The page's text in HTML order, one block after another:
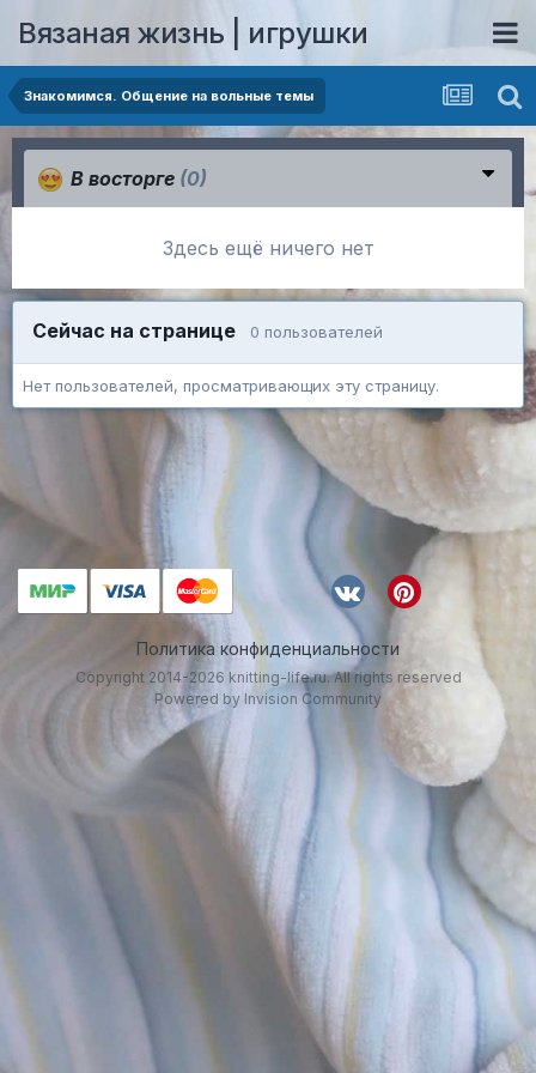
Вязаная жизнь | игрушки
Знакомимся. Общение на вольные темы
В восторге (0)
Здесь ещё ничего нет
Сейчас на странице 0 пользователей
Нет пользователей, просматривающих эту страницу.
Политика конфиденциальности
Copyright 2014-2026 knitting-life.ru. All rights reserved
Powered by Invision Community